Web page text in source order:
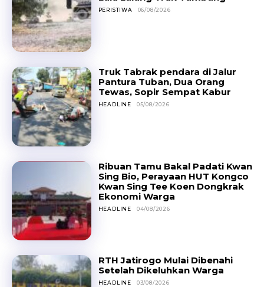
PERISTIWA 06/08/2026
Truk Tabrak pendara di Jalur
Pantura Tuban, Dua Orang
Tewas, Sopir Sempat Kabur
HEADLINE 05/08/2026
Ribuan Tamu Bakal Padati Kwan
Sing Bio, Perayaan HUT Kongco
Kwan Sing Tee Koen Dongkrak
Ekonomi Warga
HEADLINE 04/08/2026
RTH Jatirogo Mulai Dibenahi
Setelah Dikeluhkan Warga
HEADLINE 03/08/2026